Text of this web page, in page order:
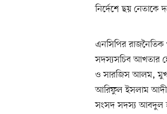
নির্দেশে ছয় নেতাকে
এনসিপির
সদস্যসচিব আখতার
ও সারজিস আলম,
আরিফুল ইসলাম আদীব,
সংসদ সদস্য আবদুল